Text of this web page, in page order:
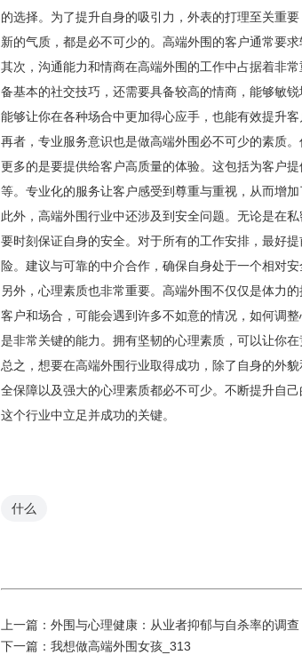
的选择。为了提升自身的吸引力，外表的打理至关重
新的气质，都是必不可少的。高端外围的客户通常要
其次，沟通能力和情商在高端外围的工作中占据着非
备基本的社交技巧，还需要具备较高的情商，能够敏
能够让你在各种场合中更加得心应手，也能有效提升
再者，专业服务意识也是做高端外围必不可少的素质
更多的是要提供给客户高质量的体验。这包括为客户
等。专业化的服务让客户感受到尊重与重视，从而增加
此外，高端外围行业中还涉及到安全问题。无论是在
要时刻保证自身的安全。对于所有的工作安排，最好
险。建议与可靠的中介合作，确保自身处于一个相对安
另外，心理素质也非常重要。高端外围不仅仅是体力
客户和场合，可能会遇到许多不如意的情况，如何调
是非常关键的能力。拥有坚韧的心理素质，可以让你在
总之，想要在高端外围行业取得成功，除了自身的外
全保障以及强大的心理素质都必不可少。不断提升自
这个行业中立足并成功的关键。
什么
上一篇： 外围与心理健康：从业者抑郁与自杀率的调查
下一篇： 我想做高端外围女孩_313